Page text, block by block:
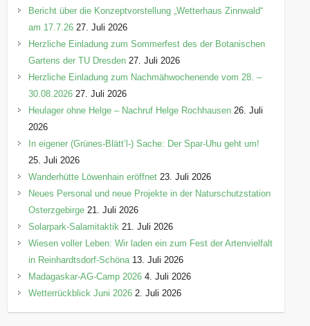
Bericht über die Konzeptvorstellung „Wetterhaus Zinnwald“
am 17.7.26 27. Juli 2026
Herzliche Einladung zum Sommerfest des der Botanischen
Gartens der TU Dresden 27. Juli 2026
Herzliche Einladung zum Nachmähwochenende vom 28. –
30.08.2026 27. Juli 2026
Heulager ohne Helge – Nachruf Helge Rochhausen 26. Juli
2026
In eigener (Grünes-Blätt’l-) Sache: Der Spar-Uhu geht um!
25. Juli 2026
Wanderhütte Löwenhain eröffnet 23. Juli 2026
Neues Personal und neue Projekte in der Naturschutzstation
Osterzgebirge 21. Juli 2026
Solarpark-Salamitaktik 21. Juli 2026
Wiesen voller Leben: Wir laden ein zum Fest der Artenvielfalt
in Reinhardtsdorf-Schöna 13. Juli 2026
Madagaskar-AG-Camp 2026 4. Juli 2026
Wetterrückblick Juni 2026 2. Juli 2026